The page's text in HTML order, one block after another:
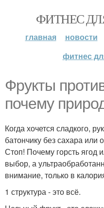
ФИТНЕС
главная новости
фитнес
Фрукты
почему
Когда хочется сладкого,
батончику без сахара
Стоп! Почему горсть ягод
выбор, а
внимание, только в
1 структура - это всё.